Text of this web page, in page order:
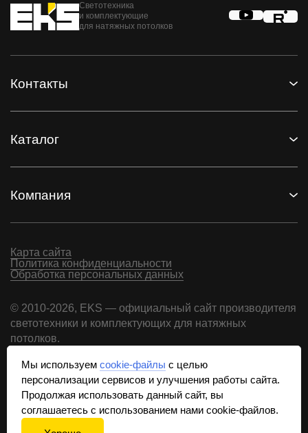
Светотехника
и комплектующие
для натяжных потолков
Контакты
Компания
Каталог
Карта сайта
Политика конфиденциальности
Обработка персональных данных
© 2010-2026, EKS — официальный сайт производителя
светотехники и комплектующих для натяжных
потолков.
письменном согласии и наличии обратной ссылки
на сайт.
Мы используем cookie-файлы с целью
персонализации сервисов и улучшения работы сайта.
Продолжая использовать данный сайт, вы
соглашаетесь с использованием нами cookie-файлов.